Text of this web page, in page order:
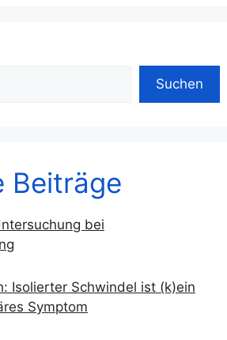
Suchen
Beiträge
bei
Isolierter Schwindel ist (k)ein
Symptom